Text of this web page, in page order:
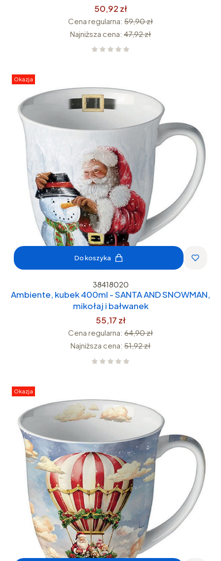
50,92 zł
Cena regularna: 59,90 zł
Najniższa cena: 47,92 zł
Okazja
Do koszyka
38418020
Ambiente, kubek 400ml - SANTA AND SNOWMAN,
mikołaj i bałwanek
55,17 zł
Cena regularna: 64,90 zł
Najniższa cena: 51,92 zł
Okazja